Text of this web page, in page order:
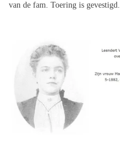
van de fam. Toering is gevestigd.